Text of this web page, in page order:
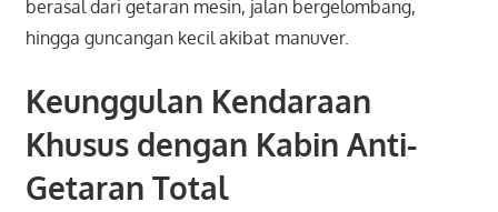
berasal dari getaran mesin, jalan bergelombang,
hingga guncangan kecil akibat manuver.
Keunggulan Kendaraan
Khusus dengan Kabin Anti-
Getaran Total